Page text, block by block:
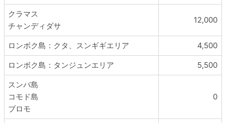
クラマス
チャンディダサ
12,000
ロンボク島：クタ、スンギギエリア 4,500
ロンボク島：タンジュンエリア 5,500
スンバ島
コモド島
ブロモ
0